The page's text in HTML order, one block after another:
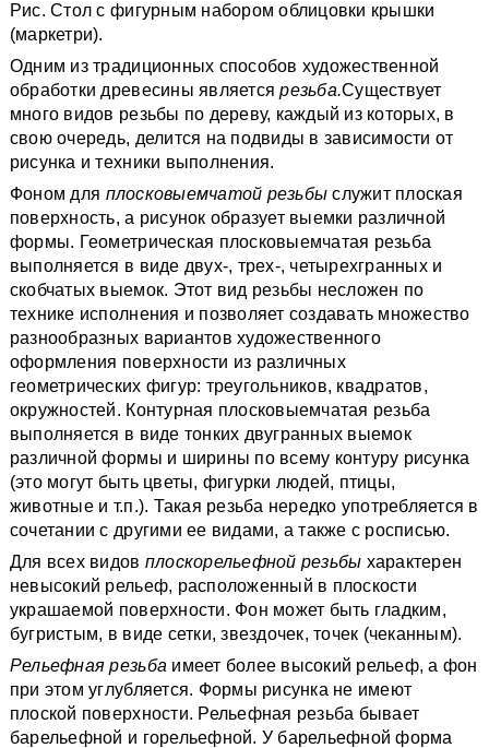
Рис. Стол с фигурным набором облицовки крышки
(маркетри).
Одним из традиционных способов художественной
обработки древесины являетсярезьба.Существует
много видов резьбы по дереву, каждый из которых, в
свою очередь, делится на подвиды в зависимости от
рисунка и техники выполнения.
Фоном для плосковыемчатой резьбыслужит плоская
поверхность, а рисунок образует выемки различной
формы. Геометрическая плосковыемчатая резьба
выполняется в виде двух-, трех-, четырехгранных и
скобчатых выемок. Этот вид резьбы несложен по
технике исполнения и позволяет создавать множество
разнообразных вариантов художественного
оформления поверхности из различных
геометрических фигур: треугольников, квадратов,
окружностей. Контурная плосковыемчатая резьба
выполняется в виде тонких двугранных выемок
различной формы и ширины по всему контуру рисунка
(это могут быть цветы, фигурки людей, птицы,
животные и т.п.). Такая резьба нередко употребляется в
сочетании с другими ее видами, а также с росписью.
Для всех видов плоскорельефной резьбы характерен
невысокий рельеф, расположенный в плоскости
украшаемой поверхности. Фон может быть гладким,
бугристым, в виде сетки, звездочек, точек (чеканным).
Рельефная резьба имеет более высокий рельеф, а фон
при этом углубляется. Формы рисунка не имеют
плоской поверхности. Рельефная резьба бывает
барельефной и горельефной. У барельефной форма